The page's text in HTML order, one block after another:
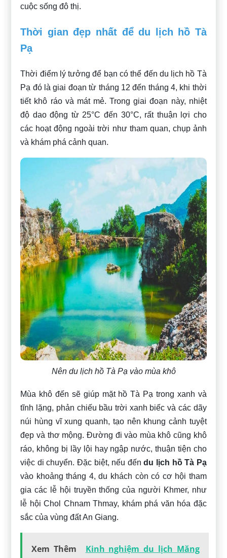
cuộc sống đô thị.
Thời gian đẹp nhất để du lịch hồ Tà
Pạ
Thời điểm lý tưởng để bạn có thể đến du lịch hồ Tà
Pạ đó là giai đoạn từ tháng 12 đến tháng 4, khi thời
tiết khô ráo và mát mẻ. Trong giai đoạn này, nhiệt
độ dao động từ 25°C đến 30°C, rất thuận lợi cho
các hoạt động ngoài trời như tham quan, chụp ảnh
và khám phá cảnh quan.
Nên du lịch hồ Tà Pạ vào mùa khô
Mùa khô đến sẽ giúp mặt hồ Tà Pạ trong xanh và
tĩnh lặng, phản chiếu bầu trời xanh biếc và các dãy
núi hùng vĩ xung quanh, tạo nên khung cảnh tuyệt
đẹp và thơ mộng. Đường đi vào mùa khô cũng khô
ráo, không bị lầy lội hay ngập nước, thuận tiện cho
việc di chuyển. Đặc biệt, nếu đếndu lịch hồ Tà Pạ
vào khoảng tháng 4, du khách còn có cơ hội tham
gia các lễ hội truyền thống của người Khmer, như
lễ hội Chol Chnam Thmay, khám phá văn hóa đặc
sắc của vùng đất An Giang.
Xem Thêm
Kinh nghiệm du lịch Măng